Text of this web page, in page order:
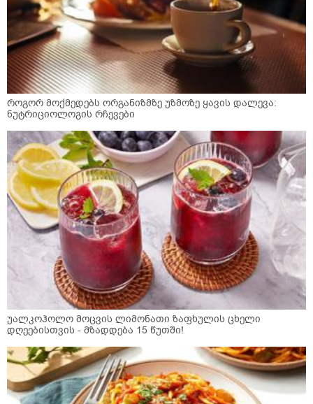
როგორ მოქმედებს ორგანიზმზე უზმოზე ყავის დალევა:
ნუტრიციოლოგის რჩევები
უალკოჰოლო მოცვის ლიმონათი ზაფხულის ცხელი
დღეებისთვის - მზადდება 15 წუთში!